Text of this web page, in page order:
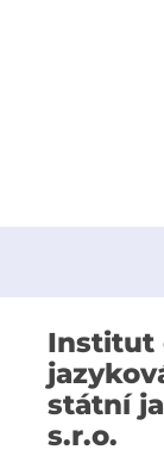
Institut
státní
s.r.o.